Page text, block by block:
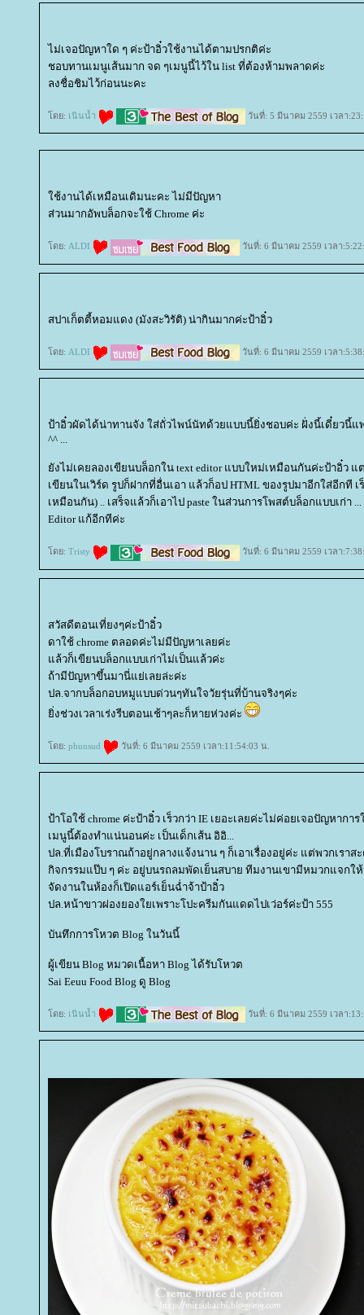
ไม่เจอปัญหาใด ๆ ค่ะป้าอิ๋วใช้งานได้ตามปรกติค่ะ
ชอบทานเมนูเส้นมาก จด ๆเมนูนี้ไว้ใน list ที่ต้องห้ามพลาดค่ะ
ลงชื่อชิมไว้ก่อนนะคะ
ดย: เนินน้ำ วันที่: 5 มีนาคม 2559 เวลา
ช้งานได้เหมือนเดิมนะคะ ไม่มีปัญหา
ส่วนมากอัพบล็อกจะใช้ Chrome ค่ะ
ดย: ALDI วันที่: 6 มีนาคม 2559 เวลา
สปาเก็ตตี้หอมแดง (มังสะวิรัติ) น่ากินมากค่ะป้าอิ๋ว
ดย: ALDI วันที่: 6 มีนาคม 2559 เวลา
ป้าอิ๋วผัดได้น่าทานจัง ใส่ถั่วไพน์นัทด้วยแบบนี้ยิ่งชอบค่ะ ฝั่งนี้เดี๋ยวนี้แ
^^ ...
งไม่เคยลองเขียนบล็อกใน text editor แบบใหม่เหมือนกันค่ะป้าอิ๋ว
เขียนในเวิร์ด รูปก็ฝากที่อื่นเอา แล้วก็อป HTML ของรูปมาอีกใส่อีกที
เหมือนกัน) .. เสร็จแล้วก็เอาไป paste ในส่วนการโพสต์บล็อกแบบเก่า
Editor แก้อีกทีค่ะ
ดย: Tristy วันที่: 6 มีนาคม 2559 เวลา
สวัสดีตอนเที่ยงๆค่ะป้าอิ๋ว
ดาใช้ chrome ตลอดค่ะไม่มีปัญหาเลยค่ะ
ล้วก็เขียนบล็อกแบบเก่าไม่เป็นแล้วค่ะ
ถ้ามีปัญหาขึ้นมานี่แย่เลยล่ะค่ะ
ปล.จากบล็อกอบหมูแบบด่วนๆทันใจวัยรุ่นที่บ้านจริงๆค่ะ
ิ่งช่วงเวลาเร่งรีบตอนเช้าๆละก็หายห่วงค่ะ
ดย: phunsud วันที่: 6 มีนาคม 2559 เวลา:11:54:03 น.
ป้าโอใช้ chrome ค่ะป้าอิ๋ว เร็วกว่า IE เยอะเลยค่ะไม่ค่อยเจอปัญหาก
เมนูนี้ต้องทำแน่นอนค่ะ เป็นเด็กเส้น อิอิ...
ปล.ที่เมืองโบราณถ้าอยู่กลางแจ้งนาน ๆ ก็เอาเรื่องอยู่ค่ะ แต่พวกเรา
กิจกรรมแป๊บ ๆ ค่ะ อยู่บนรถลมพัดเย็นสบาย ทีมงานเขามีหมวกแจก
จัดงานในห้องก็เปิดแอร์เย็นฉ่ำจ้าป้าอิ๋ว
ปล.หน้าขาวผ่องยองใยเพราะโปะครีมกันแดดไปเว่อร์ค่ะป้า 555
บันทึกการโหวต Blog ในวันนี้
ผู้เขียน Blog หมวดเนื้อหา Blog ได้รับโหวต
Sai Eeuu Food Blog ดู Blog
ดย: เนินน้ำ วันที่: 6 มีนาคม 2559 เวลา